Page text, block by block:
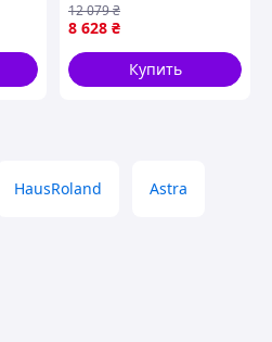
предметов зелёный
O.M.S. FK-11365
8 628 ₴
12 079₴
Купить
HausRoland Astra